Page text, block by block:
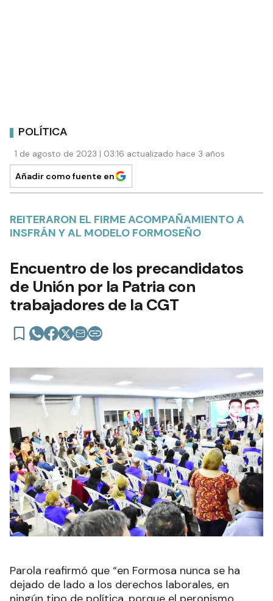
POLÍTICA
1 de agosto de 2023 | 03:16 actualizado hace 3 años
Añadir como fuente en
REITERARON EL FIRME ACOMPAÑAMIENTO A
INSFRÁN Y AL MODELO FORMOSEÑO
Encuentro de los precandidatos
de Unión por la Patria con
trabajadores de la CGT
Parola reafirmó que “en Formosa nunca se ha
dejado de lado a los derechos laborales, en